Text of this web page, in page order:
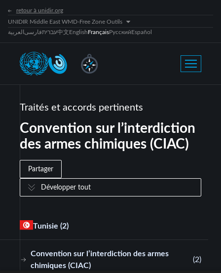
retour à unidir.org
UNIDIR Middle East WMD-Free Zone Outils
العربية فارسیעברית中文EnglishFrançaisРусскийEspañol
Traités et accords pertinents
Convention sur l’interdiction
des armes chimiques (CIAC)
Partager
Développer tout
Tunisie (2)
Convention sur l’interdiction des armes
chimiques (CIAC)
(2)